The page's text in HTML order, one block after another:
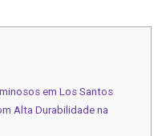
em Los Santos
Alta Durabilidade na